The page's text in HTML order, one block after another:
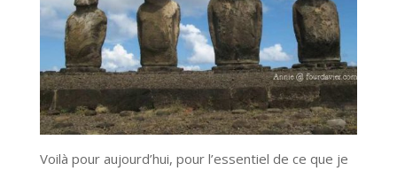
Voilà pour aujourd’hui, pour l’essentiel de ce que je